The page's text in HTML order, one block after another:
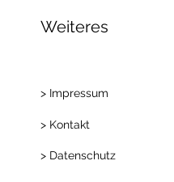
Weiteres
> Impressum
> Kontakt
> Datenschutz